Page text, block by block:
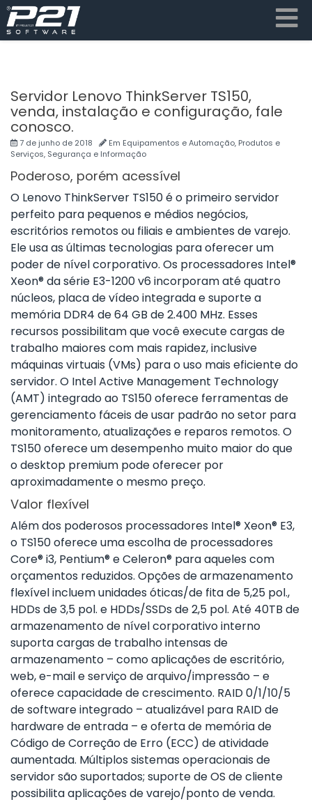
Servidor Lenovo ThinkServer TS150,
venda, instalação e configuração, fale
conosco.
7 de junho de 2018 Em Equipamentos e Automação, Produtos e
Serviços, Segurança e Informação
Poderoso, porém acessível
O Lenovo ThinkServer TS150 é o primeiro servidor
perfeito para pequenos e médios negócios,
escritórios remotos ou filiais e ambientes de varejo.
Ele usa as últimas tecnologias para oferecer um
poder de nível corporativo. Os processadores Intel®
Xeon® da série E3-1200 v6 incorporam até quatro
núcleos, placa de vídeo integrada e suporte a
memória DDR4 de 64 GB de 2.400 MHz. Esses
recursos possibilitam que você execute cargas de
trabalho maiores com mais rapidez, inclusive
máquinas virtuais (VMs) para o uso mais eficiente do
servidor. O Intel Active Management Technology
(AMT) integrado ao TS150 oferece ferramentas de
gerenciamento fáceis de usar padrão no setor para
monitoramento, atualizações e reparos remotos. O
TS150 oferece um desempenho muito maior do que
o desktop premium pode oferecer por
aproximadamente o mesmo preço.
Valor flexível
Além dos poderosos processadores Intel® Xeon® E3,
o TS150 oferece uma escolha de processadores
Core® i3, Pentium® e Celeron® para aqueles com
orçamentos reduzidos. Opções de armazenamento
flexível incluem unidades óticas/de fita de 5,25 pol.,
HDDs de 3,5 pol. e HDDs/SSDs de 2,5 pol. Até 40TB de
armazenamento de nível corporativo interno
suporta cargas de trabalho intensas de
armazenamento – como aplicações de escritório,
web, e-mail e serviço de arquivo/impressão – e
oferece capacidade de crescimento. RAID 0/1/10/5
de software integrado – atualizável para RAID de
hardware de entrada – e oferta de memória de
Código de Correção de Erro (ECC) de atividade
aumentada. Múltiplos sistemas operacionais de
servidor são suportados; suporte de OS de cliente
possibilita aplicações de varejo/ponto de venda.